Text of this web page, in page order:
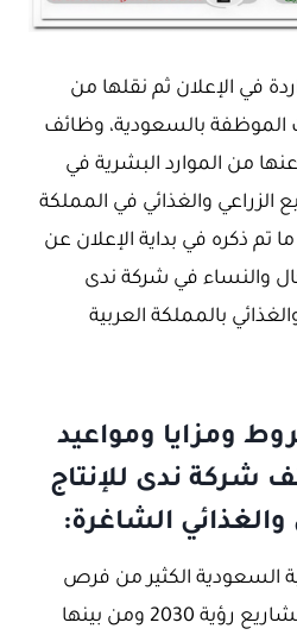
في الإعلان ثم نقلها من
الموظفة بالسعودية، وظائف
من الموارد البشرية في
الزراعي والغذائي في المملكة
تم ذكره في بداية الإعلان عن
والنساء في شركة ندى
بالمملكة العربية
ومزايا ومواعيد
شركة ندى للإنتاج
والغذائي الشاغرة:
السعودية الكثير من فرص
العمل المختلفة ضمن مشاريع رؤية 2030 ومن بينها